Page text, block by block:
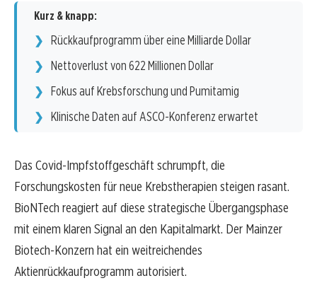
Kurz & knapp:
Rückkaufprogramm über eine Milliarde Dollar
Nettoverlust von 622 Millionen Dollar
Fokus auf Krebsforschung und Pumitamig
Klinische Daten auf ASCO-Konferenz erwartet
Das Covid-Impfstoffgeschäft schrumpft, die
Forschungskosten für neue Krebstherapien steigen rasant.
BioNTech reagiert auf diese strategische Übergangsphase
mit einem klaren Signal an den Kapitalmarkt. Der Mainzer
Biotech-Konzern hat ein weitreichendes
Aktienrückkaufprogramm autorisiert.